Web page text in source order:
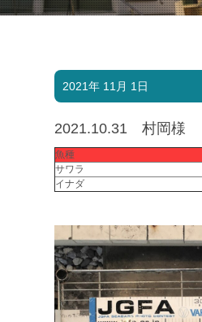
2021年 11月 1日
2021.10.31 村岡様
魚種
サワラ
イナダ